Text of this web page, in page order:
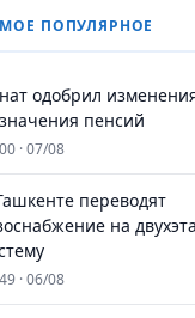
ПОПУЛЯРНОЕ
одобрил
пенсий
· 07/08
переводят
на
· 06/08